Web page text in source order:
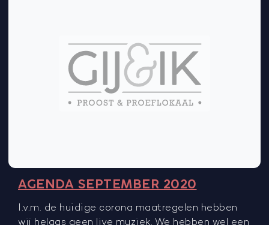
AGENDA SEPTEMBER 2020
I.v.m. de huidige corona maatregelen hebben
wij helaas geen live muziek. We hebben wel een